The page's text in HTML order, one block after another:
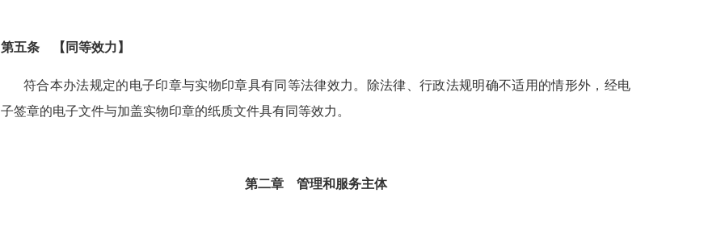
第五条 【 同等效力 】
符合本办法规定的电子印章与实物印章具有同等法律效力。除法律、行政法规明确不适用的情形外，经电
子签章的电子文件与加盖实物印章的纸质文件具有同等效力。
第二章 管理和服务主体